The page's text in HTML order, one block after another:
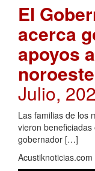
El
acerca
apoyos
Julio,
Las familias de los
vieron
gobernador […]
Acustiknoticias.com